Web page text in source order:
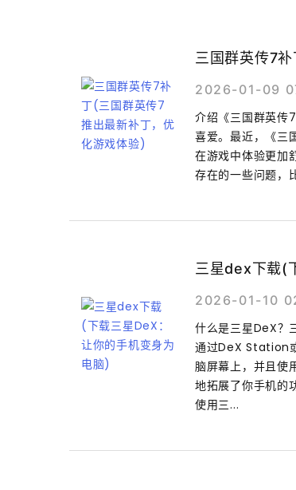
三国群英传7
2026-01-09
介绍《三国群英传
喜爱。最近，《三
在游戏中体验更加
存在的一些问题，
三星dex下载(
2026-01-10
什么是三星DeX？
通过DeX Station
脑屏幕上，并且使
地拓展了你手机的
使用三...